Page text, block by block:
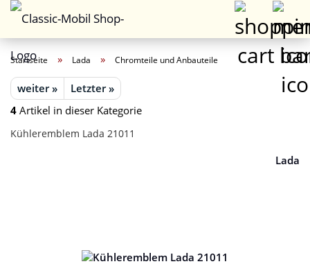
Startseite » Lada » Chromteile und Anbauteile
weiter »
Letzter »
4 Artikel in dieser Kategorie
Kühleremblem Lada 21011
Lada